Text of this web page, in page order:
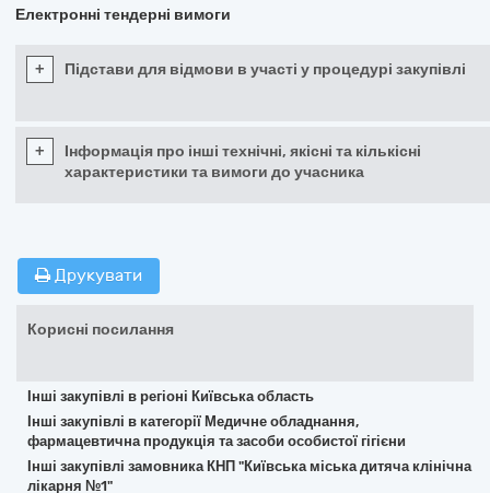
Електронні тендерні вимоги
+ Підстави для відмови в участі у процедурі закупівлі
+
Інформація про інші технічні, якісні та кількісні
характеристики та вимоги до учасника
Друкувати
Корисні посилання
Інші закупівлі в регіоні Київська область
Інші закупівлі в категорії Медичне обладнання,
фармацевтична продукція та засоби особистої гігієни
Інші закупівлі замовника КНП "Київська міська дитяча клінічна
лікарня №1"